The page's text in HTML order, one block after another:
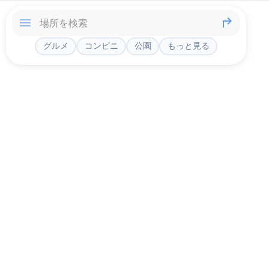
グルメ コンビニ 公園 もっと見る